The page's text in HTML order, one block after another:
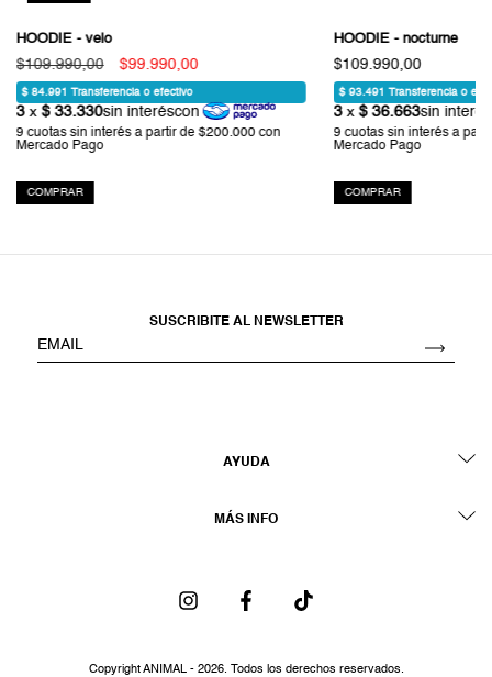
HOODIE - velo
$109.990,00 $99.990,00
COMPRAR
HOODIE - nocturne
$109.990,00
COMPRAR
SUSCRIBITE AL NEWSLETTER
AYUDA
MÁS INFO
Copyright ANIMAL - 2026. Todos los derechos reservados.